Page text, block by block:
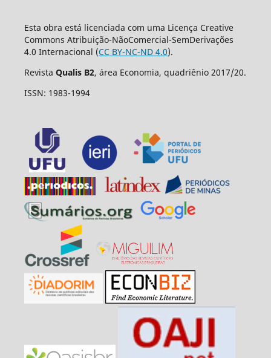
Esta obra está licenciada com uma Licença Creative
Commons Atribuição-NãoComercial-SemDerivações
4.0 Internacional (CC BY-NC-ND 4.0).
Revista Qualis B2, área Economia, quadriênio 2017/20.
ISSN: 1983-1994